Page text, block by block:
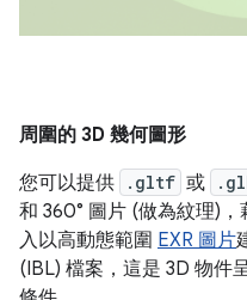
周圍的 3D 幾何圖形
您可以提供
.gltf 或
和 360° 圖片 (做為紋理)，
入以高動態範圍 EXR 圖片
(IBL) 檔案，這是 3D 物件